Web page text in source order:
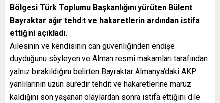
Bölgesi Türk Toplumu Başkanlığını yürüten Bülent
Bayraktar ağır tehdit ve hakaretlerin ardından istifa
ettiğini açıkladı.
Ailesinin ve kendisinin can güvenliğinden endişe
duyduğunu söyleyen ve Alman resmi makamları tarafından
yalnız bırakıldığını belirten Bayraktar Almanya’daki AKP
yanlılarının uzun süredir tehdit ve hakaretlerine maruz
kaldığını son yaşanan olaylardan sonra istifa ettiğini dile